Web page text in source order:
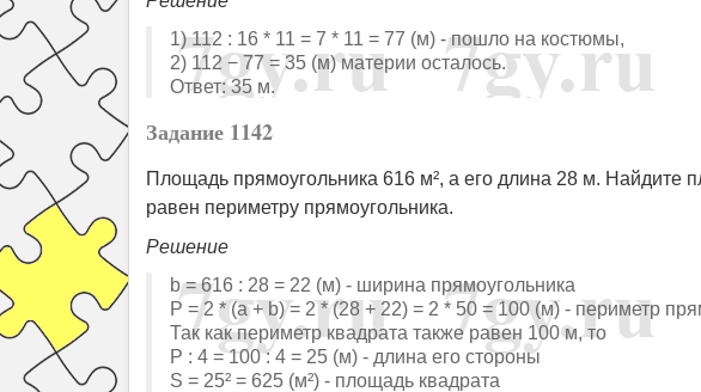
1) 112 : 16 * 11 = 7 * 11 = 77 (м) - пошло на костюмы,
2) 112 − 77 = 35 (м) материи осталось.
Ответ: 35 м.
Задание 1142
Площадь прямоугольника 616 м², а его длина 28 м. Найдите
равен периметру прямоугольника.
Решение
b = 616 : 28 = 22 (м) - ширина прямоугольника
Р = 2 * (а + b) = 2 * (28 + 22) = 2 * 50 = 100 (м) - периметр
Так как периметр квадрата также равен 100 м, то
Р : 4 = 100 : 4 = 25 (м) - длина его стороны
S = 25² = 625 (м²) - площадь квадрата